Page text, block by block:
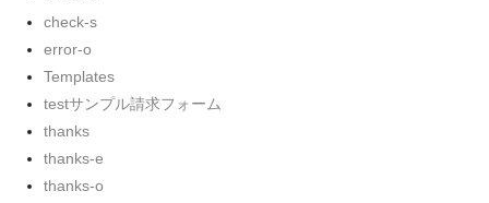
お見積り
お問い合わせ
check-s
error-o
Templates
testサンプル請求フォーム
thanks
thanks-e
thanks-o